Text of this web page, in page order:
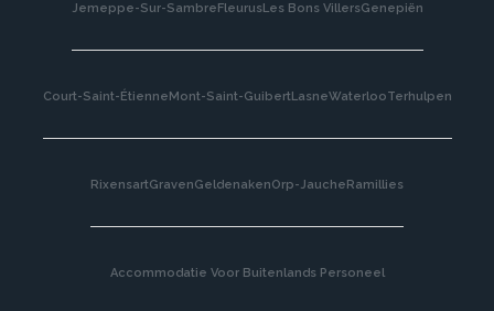
Jemeppe-Sur-Sambre FleurusLes Bons VillersGenepiën
Court-Saint-Étienne Mont-Saint-GuibertLasneWaterlooTerhulpen
RixensartGravenGeldenakenOrp-Jauche Ramillies
Accommodatie Voor Buitenlands Personeel